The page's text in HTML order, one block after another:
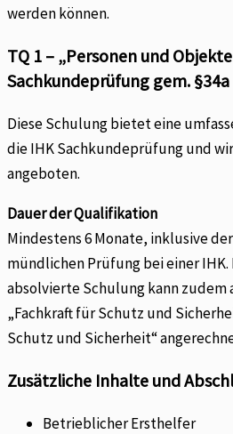
werden können.
TQ 1 – „Personen und
Sachkundeprüfung gem. §34a
Diese Schulung bietet eine
die IHK Sachkundeprüfung und
angeboten.
Dauer der Qualifikation
Mindestens 6 Monate, inklusive
mündlichen Prüfung bei einer
absolvierte Schulung kann zudem
„Fachkraft für Schutz und
Schutz und Sicherheit“
Zusätzliche Inhalte und
Betrieblicher Ersthelfer